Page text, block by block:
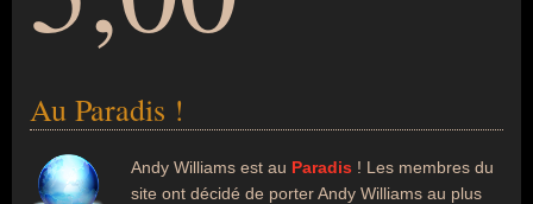
Au Paradis !
Andy Williams est au Paradis ! Les membres du
site ont décidé de porter Andy Williams au plus